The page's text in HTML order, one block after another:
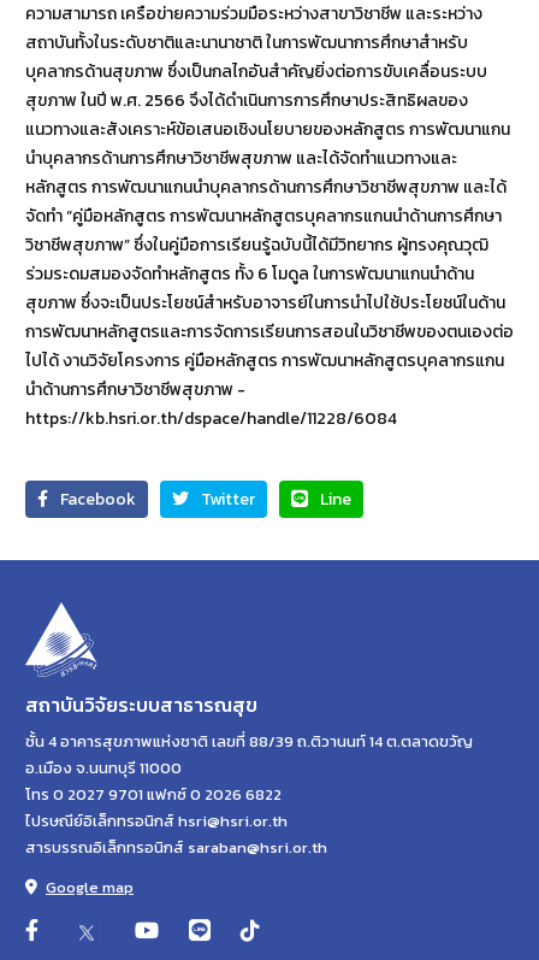
ความสามารถ เครือข่ายความร่วมมือระหว่างสาขาวิชาชีพ และระหว่าง
สถาบันทั้งในระดับชาติและนานาชาติ ในการพัฒนาการศึกษาสำหรับ
บุคลากรด้านสุขภาพ ซึ่งเป็นกลไกอันสำคัญยิ่งต่อการขับเคลื่อนระบบ
สุขภาพ ในปี พ.ศ. 2566 จึงได้ดำเนินการการศึกษาประสิทธิผลของ
แนวทางและสังเคราะห์ข้อเสนอเชิงนโยบายของหลักสูตร การพัฒนาแกน
นำบุคลากรด้านการศึกษาวิชาชีพสุขภาพ และได้จัดทำแนวทางและ
หลักสูตร การพัฒนาแกนนำบุคลากรด้านการศึกษาวิชาชีพสุขภาพ และได้
จัดทำ “คู่มือหลักสูตร การพัฒนาหลักสูตรบุคลากรแกนนำด้านการศึกษา
วิชาชีพสุขภาพ” ซึ่งในคู่มือการเรียนรู้ฉบับนี้ได้มีวิทยากร ผู้ทรงคุณวุฒิ
ร่วมระดมสมองจัดทำหลักสูตร ทั้ง 6 โมดูล ในการพัฒนาแกนนำด้าน
สุขภาพ ซึ่งจะเป็นประโยชน์สำหรับอาจารย์ในการนำไปใช้ประโยชน์ในด้าน
การพัฒนาหลักสูตรและการจัดการเรียนการสอนในวิชาชีพของตนเองต่อ
ไปได้ งานวิจัยโครงการ คู่มือหลักสูตร การพัฒนาหลักสูตรบุคลากรแกน
นำด้านการศึกษาวิชาชีพสุขภาพ -
https://kb.hsri.or.th/dspace/handle/11228/6084
Facebook Twitter Line
สถาบันวิจัยระบบสาธารณสุข
ชั้น 4 อาคารสุขภาพแห่งชาติ เลขที่ 88/39 ถ.ติวานนท์ 14 ต.ตลาดขวัญ
อ.เมือง จ.นนทบุรี 11000
โทร 0 2027 9701 แฟกซ์ 0 2026 6822
ไปรษณีย์อิเล็กทรอนิกส์ hsri@hsri.or.th
สารบรรณอิเล็กทรอนิกส์ saraban@hsri.or.th
Google map